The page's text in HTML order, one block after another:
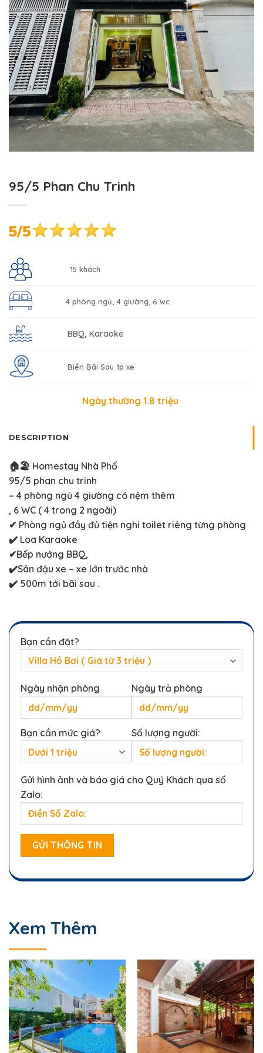
95/5 Phan Chu Trinh
15 khách
4 phòng ngủ, 4 giường, 6 wc
BBQ, Karaoke
Biển Bãi Sau 1p xe
Ngày thường 1.8 triệu
DESCRIPTION
🏠🏖 Homestay Nhà Phố
95/5 phan chu trinh
– 4 phòng ngủ 4 giường có nệm thêm
, 6 WC ( 4 trong 2 ngoài)
✔ Phòng ngủ đầy đủ tiện nghi toilet riêng từng phòng
✔️ Loa Karaoke
✔Bếp nướng BBQ,
✔️Sân đậu xe – xe lớn trước nhà
✔️ 500m tới bãi sau .
Bạn cần đặt?
Ngày nhận phòng Ngày trả phòng
Bạn cần mức giá? Số lượng người:
Gửi hình ảnh và báo giá cho Quý Khách qua số
Zalo:
Xem Thêm